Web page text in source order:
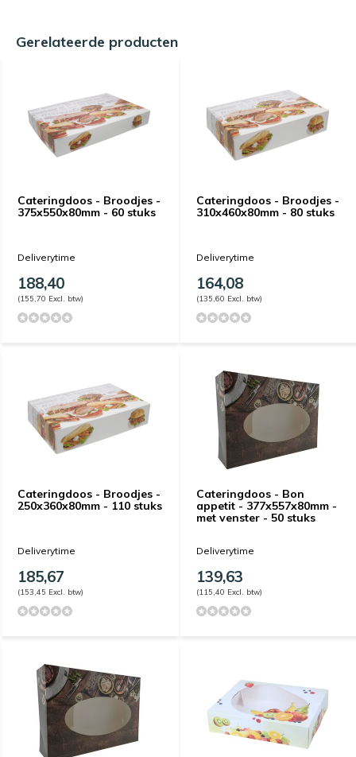
Gerelateerde producten
Cateringdoos - Broodjes -
375x550x80mm - 60 stuks
Deliverytime
188,40
(155,70 Excl. btw)
Cateringdoos - Broodjes -
310x460x80mm - 80 stuks
Deliverytime
164,08
(135,60 Excl. btw)
Cateringdoos - Broodjes -
250x360x80mm - 110 stuks
Deliverytime
185,67
(153,45 Excl. btw)
Cateringdoos - Bon
appetit - 377x557x80mm -
met venster - 50 stuks
Deliverytime
139,63
(115,40 Excl. btw)